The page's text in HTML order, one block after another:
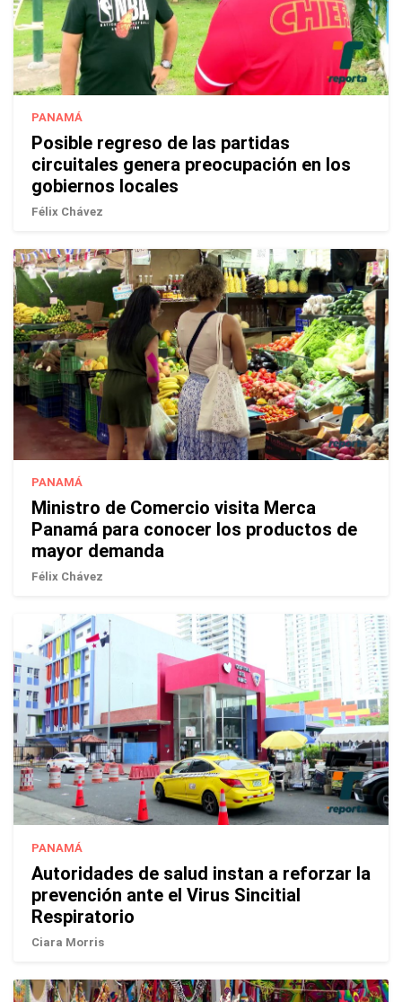
PANAMÁ
Posible regreso de las partidas
circuitales genera preocupación en los
gobiernos locales
Félix Chávez
PANAMÁ
Ministro de Comercio visita Merca
Panamá para conocer los productos de
mayor demanda
Félix Chávez
PANAMÁ
Autoridades de salud instan a reforzar la
prevención ante el Virus Sincitial
Respiratorio
Ciara Morris